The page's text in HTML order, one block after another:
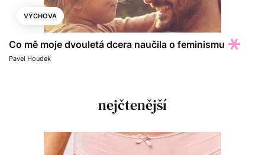
VÝCHOVA
Co mě moje dvouletá dcera naučila o feminismu
Pavel Houdek
nejčtenější